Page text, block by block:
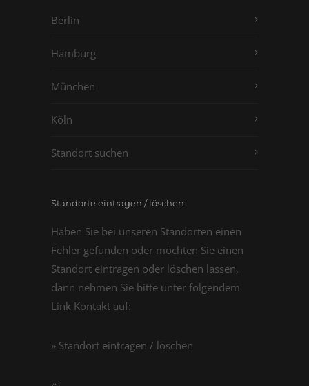
Berlin
Hamburg
München
Köln
Standort suchen
Standorte eintragen / löschen
Haben Sie bei unseren Standorten einen
Fehler gefunden oder möchten Sie einen
Standort eintragen oder löschen lassen,
dann nehmen Sie bitte unter folgendem
Link Kontakt auf:
» Standort eintragen / löschen